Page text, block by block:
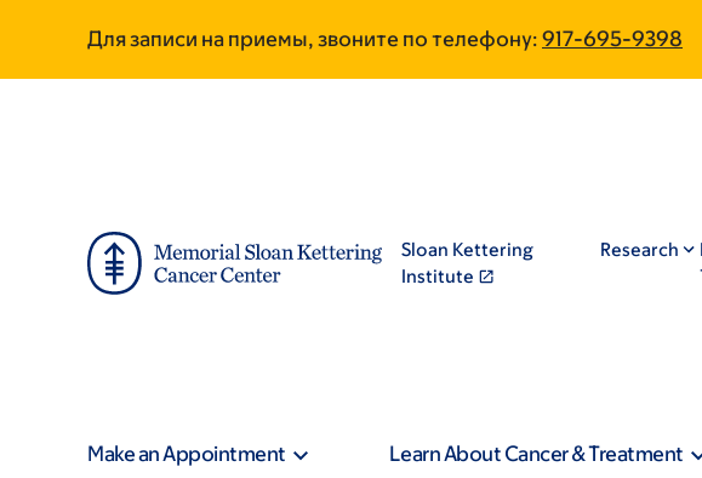
main
footer
Для записи на приемы, звоните по телефону: 917-695-9398
Sloan Kettering
Institute
Research
Make an Appointment Learn About Cancer & Treatment